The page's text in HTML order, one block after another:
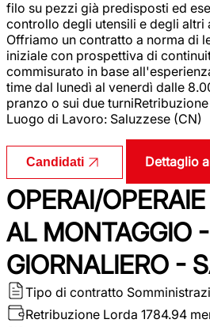
filo su pezzi già predisposti ed
controllo degli utensili e degli altri
Offriamo un contratto a norma di
iniziale con prospettiva di
commisurato in base
time dal lunedì al venerdì dalle
pranzo o sui due
Luogo di Lavoro: Saluzzese (CN)
Candidati Dettaglio
OPERAI/
AL MONTAGGIO -
GIORNALIERO -
Tipo di contratto
Retribuzione Lorda 1784.94